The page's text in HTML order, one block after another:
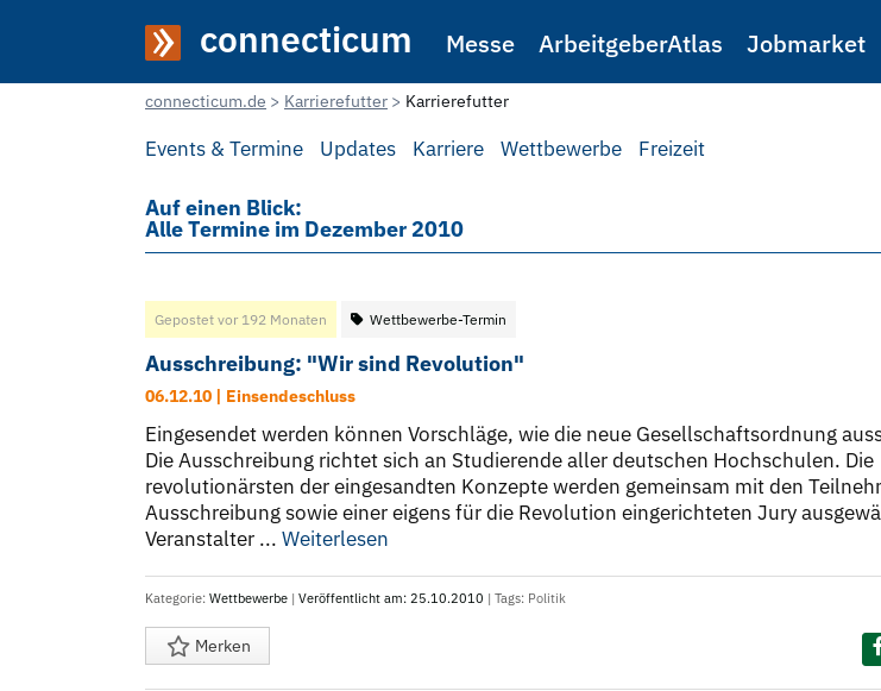
connecticum Messe ArbeitgeberAtlas Jobmarket
connecticum.de Karrierefutter Karrierefutter
Events & Termine Updates Karriere Wettbewerbe Freizeit
Auf einen Blick:
Alle Termine im Dezember 2010
Gepostet vor 192 Monaten Wettbewerbe-Termin
Ausschreibung: "Wir sind Revolution"
06.12.10 | Einsendeschluss
Eingesendet werden können Vorschläge, wie die neue Gesellschaftsordnung
Die Ausschreibung richtet sich an Studierende aller deutschen Hochschulen. Die
revolutionärsten der eingesandten Konzepte werden gemeinsam mit den
Ausschreibung sowie einer eigens für die Revolution eingerichteten Jury
Veranstalter ... Weiterlesen
Kategorie: Wettbewerbe | Veröffentlicht am: 25.10.2010 | Tags: Politik
Merken